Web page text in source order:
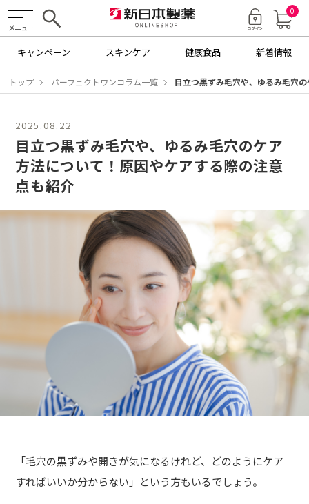
メニュー
0
キャンペーン スキンケア 健康食品 新着情報
トップ パーフェクトワンコラム一覧 目立つ黒ずみ毛穴や、ゆるみ毛穴
2025.08.22
目立つ黒ずみ毛穴や、ゆるみ毛穴のケア
方法について！原因やケアする際の注意
点も紹介
「毛穴の黒ずみや開きが気になるけれど、どのようにケア
すればいいか分からない」という方もいるでしょう。